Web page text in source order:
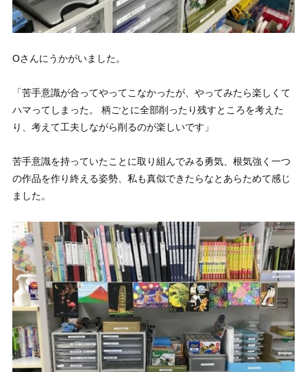
Oさんにうかがいました。
「苦手意識が合ってやってこなかったが、やってみたら楽しくて
ハマってしまった。 柄ごとに全部削ったり残すところを考えた
り、考えて工夫しながら削るのが楽しいです」
苦手意識を持っていたことに取り組んでみる勇気、根気強く一つ
の作品を作り終える姿勢、私も真似できたらなとあらためて感じ
ました。